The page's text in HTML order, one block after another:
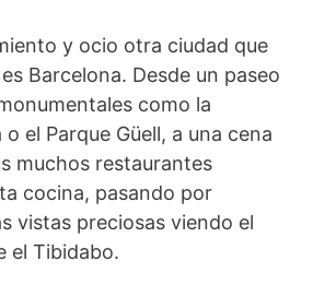
y ocio otra ciudad que
Barcelona. Desde un paseo
como la
o el Parque Güell, a una cena
muchos restaurantes
cocina, pasando por
vistas preciosas viendo el
el Tibidabo.